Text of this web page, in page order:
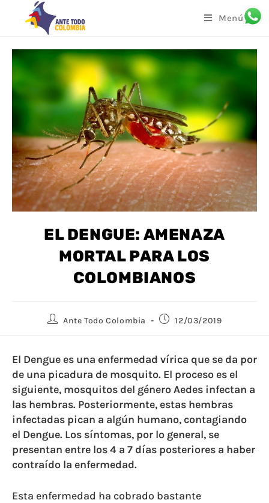
Menú
EL DENGUE: AMENAZA
MORTAL PARA LOS
COLOMBIANOS
Ante Todo Colombia 12/03/2019
El Dengue es una enfermedad vírica que se da por
de una picadura de mosquito. El proceso es el
siguiente, mosquitos del género Aedes infectan a
las hembras. Posteriormente, estas hembras
infectadas pican a algún humano, contagiando
el Dengue. Los síntomas, por lo general, se
presentan entre los 4 a 7 días posteriores a haber
contraído la enfermedad.
Esta enfermedad ha cobrado bastante